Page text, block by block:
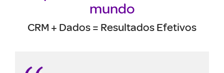
mundo
CRM + Dados = Resultados Efetivos